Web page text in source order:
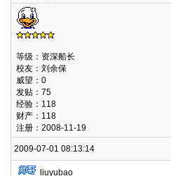
等级：资深船长
校友：刘余保
威望：0
发贴：75
经验：118
财产：118
注册：2008-11-19
2009-07-01 08:13:14
liuyubao